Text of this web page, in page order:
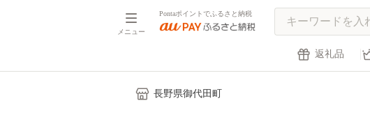
メニュー
Pontaポイントでふるさと納税
返礼品
長野県御代田町